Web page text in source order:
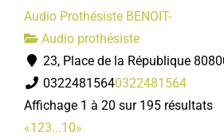
Audio Prothésiste BENOIT-
Audio prothésiste
23, Place de la République
03224815640322481564
Affichage 1 à 20 sur 195 résultats
«123...10»